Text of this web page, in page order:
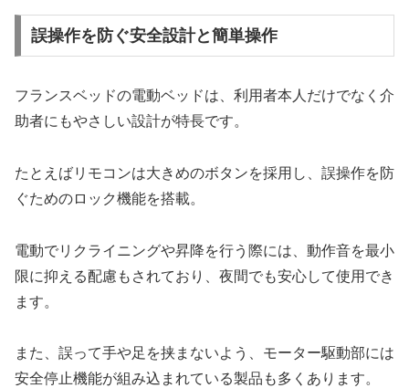
誤操作を防ぐ安全設計と簡単操作
フランスベッドの電動ベッドは、利用者本人だけでなく介
助者にもやさしい設計が特長です。
たとえばリモコンは大きめのボタンを採用し、誤操作を防
ぐためのロック機能を搭載。
電動でリクライニングや昇降を行う際には、動作音を最小
限に抑える配慮もされており、夜間でも安心して使用でき
ます。
また、誤って手や足を挟まないよう、モーター駆動部には
安全停止機能が組み込まれている製品も多くあります。